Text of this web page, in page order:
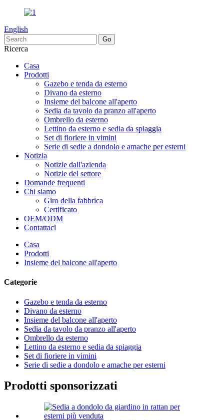
English
Ricerca
Casa
Prodotti
Gazebo e tenda da esterno
Divano da esterno
Insieme del balcone all'aperto
Sedia da tavolo da pranzo all'aperto
Ombrello da esterno
Lettino da esterno e sedia da spiaggia
Set di fioriere in vimini
Serie di sedie a dondolo e amache per esterni
Notizia
Notizie dall'azienda
Notizie del settore
Domande frequenti
Chi siamo
Giro della fabbrica
Certificato
OEM/ODM
Contattaci
Casa
Prodotti
Insieme del balcone all'aperto
Categorie
Gazebo e tenda da esterno
Divano da esterno
Insieme del balcone all'aperto
Sedia da tavolo da pranzo all'aperto
Ombrello da esterno
Lettino da esterno e sedia da spiaggia
Set di fioriere in vimini
Serie di sedie a dondolo e amache per esterni
Prodotti sponsorizzati